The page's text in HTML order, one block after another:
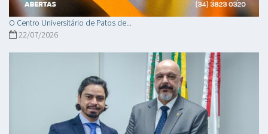
O Centro Universitário de Patos de...
22/07/2026